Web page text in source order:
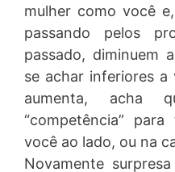
mulher como você
passando pelos
passado, diminuem
se achar inferiores a
aumenta, acha
“competência”
você ao lado, ou na
Novamente